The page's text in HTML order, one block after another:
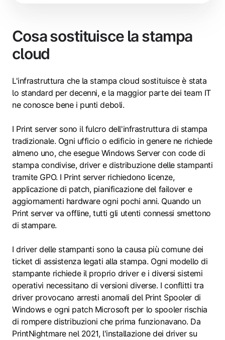
Cosa sostituisce la stampa
cloud
L'infrastruttura che la stampa cloud sostituisce è stata
lo standard per decenni, e la maggior parte dei team IT
ne conosce bene i punti deboli.
I Print server sono il fulcro dell'infrastruttura di stampa
tradizionale. Ogni ufficio o edificio in genere ne richiede
almeno uno, che esegue Windows Server con code di
stampa condivise, driver e distribuzione delle stampanti
tramite GPO. I Print server richiedono licenze,
applicazione di patch, pianificazione del failover e
aggiornamenti hardware ogni pochi anni. Quando un
Print server va offline, tutti gli utenti connessi smettono
di stampare.
I driver delle stampanti sono la causa più comune dei
ticket di assistenza legati alla stampa. Ogni modello di
stampante richiede il proprio driver e i diversi sistemi
operativi necessitano di versioni diverse. I conflitti tra
driver provocano arresti anomali del Print Spooler di
Windows e ogni patch Microsoft per lo spooler rischia
di rompere distribuzioni che prima funzionavano. Da
PrintNightmare nel 2021, l'installazione dei driver su